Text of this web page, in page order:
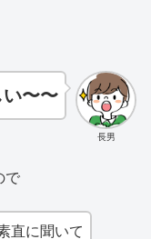
長男
〜〜
で
直に聞いて